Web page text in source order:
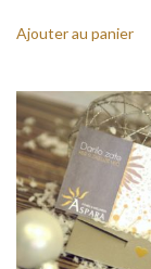
Ajouter au panier